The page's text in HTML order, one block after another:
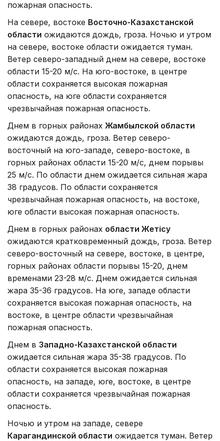
пожарная опасность.
На севере, востоке Восточно-Казахстанской
области ожидаются дождь, гроза. Ночью и утром
на севере, востоке области ожидается туман.
Ветер северо-западный днем на севере, востоке
области 15-20 м/с. На юго-востоке, в центре
области сохраняется высокая пожарная
опасность, на юге области сохраняется
чрезвычайная пожарная опасность.
Днем в горных районах Жамбылской области
ожидаются дождь, гроза. Ветер северо-
восточный на юго-западе, северо-востоке, в
горных районах области 15-20 м/с, днем порывы
25 м/с. По области днем ожидается сильная жара
38 градусов. По области сохраняется
чрезвычайная пожарная опасность, на востоке,
юге области высокая пожарная опасность.
Днем в горных районах области Жетісу
ожидаются кратковременный дождь, гроза. Ветер
северо-восточный на севере, востоке, в центре,
горных районах области порывы 15-20, днем
временами 23-28 м/с. Днем ожидается сильная
жара 35-36 градусов. На юге, западе области
сохраняется высокая пожарная опасность, на
востоке, в центре области чрезвычайная
пожарная опасность.
Днем в Западно-Казахстанской области
ожидается сильная жара 35-38 градусов. По
области сохраняется высокая пожарная
опасность, на западе, юге, востоке, в центре
области сохраняется чрезвычайная пожарная
опасность.
Ночью и утром на западе, севере
Карагандинской области ожидается туман. Ветер